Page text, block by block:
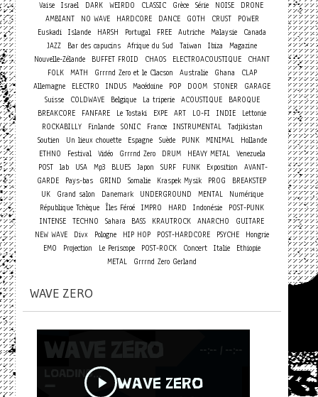
Vaise Israel DARK WEIRDO CLASSIC Grèce Série NOISE
DRONE
AMBIANT
NO WAVE HARDCORE DANCE GOTH CRUST
POWER
Euskadi Islande HARSH Portugal FREE Autriche Malaysie
Canada
JAZZ
Bar des capucins Afrique du Sud Taiwan Ibiza
Magazine
Nouvelle-Zélande
BUFFET FROID CHAOS ELECTROACOUSTIQUE
CHANT
FOLK
MATH Grrrnd Zero et le Clacson Australie Ghana
CLAP
Allemagne
ELECTRO INDUS Macédoine POP DOOM STONER
GARAGE
Suisse
COLDWAVE Belgique La triperie ACOUSTIQUE
BAROQUE
BREAKCORE
FANFARE Le Tostaki EXPE ART LO-FI INDIE
Lettonie
ROCKABILLY
Finlande SONIC France INSTRUMENTAL
Tadjikistan
Soutien
Un lieux chouette Espagne Suède PUNK MINIMAL
Hollande
ETHNO
Festival Vidéo Grrrnd Zero DRUM HEAVY METAL
Venezuela
POST
lab USA Mp3 BLUES Japon SURF FUNK Exposition
AVANT-
GARDE
Pays-bas GRIND Somalie Kraspek Mysik PROG
BREAKSTEP
UK
Grand salon Danemark UNDERGROUND MENTAL
Numérique
République Tchèque Îles Féroé IMPRO HARD Indonésie
POST-PUNK
INTENSE TECHNO Sahara BASS KRAUTROCK ANARCHO
GUITARE
NEW WAVE
Divx Pologne HIP HOP POST-HARDCORE PSYCHE
Hongrie
EMO
Projection Le Periscope POST-ROCK Concert Italie
Ethiopie
METAL
Grrrnd Zero Gerland
WAVE ZERO